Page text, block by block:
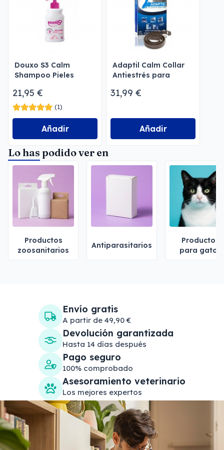
Douxo S3 Calm
Shampoo Pieles
21,95 €
(1)
Añadir
Adaptil Calm Collar
Antiestrés para
31,99 €
Añadir
Lo has podido ver en
Productos
zoosanitarios
Antiparasitarios
Productos
para gatos
Envío gratis
A partir de 49,90 €
Devolución garantizada
Hasta 14 días después
Pago seguro
100% comprobado
Asesoramiento veterinario
Los mejores expertos